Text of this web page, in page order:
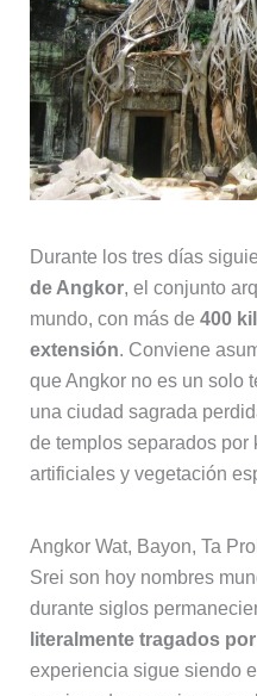
Durante los tres días
de Angkor, el conjunto
mundo, con más de 400
extensión. Conviene
que Angkor no es un solo
una ciudad sagrada
de templos separados
artificiales y vegetación
Angkor Wat, Bayon, Ta
Srei son hoy nombres
durante siglos
literalmente tragados
experiencia sigue siendo